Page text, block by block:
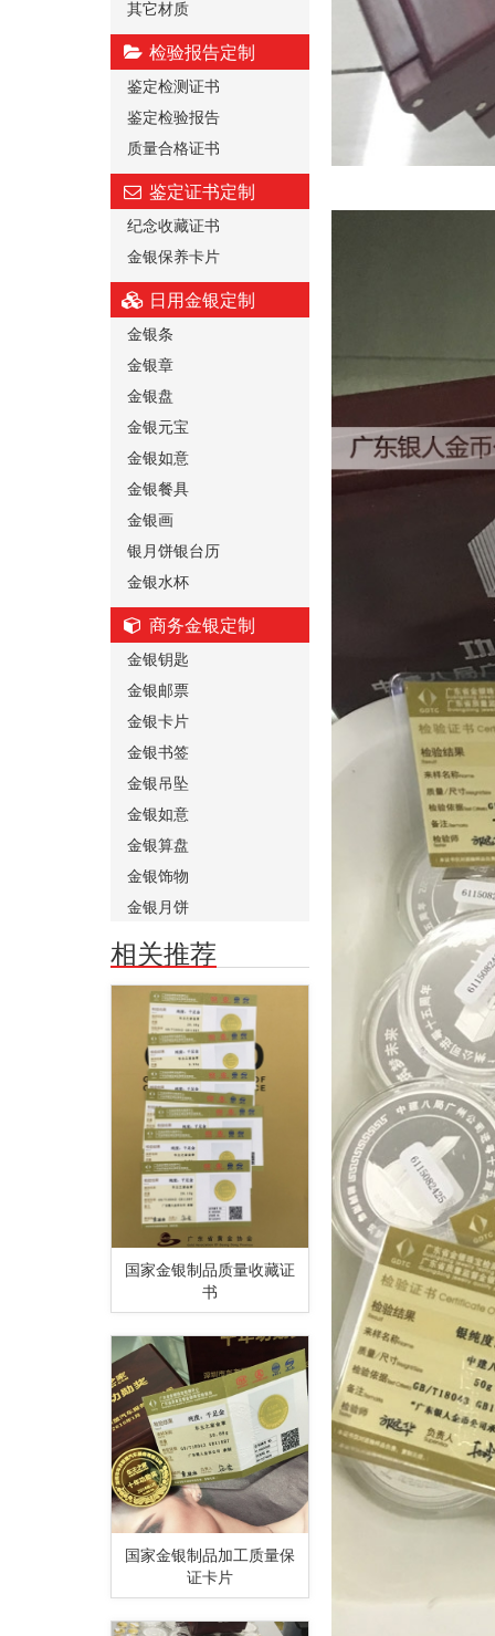
其它材质
检验报告定制
鉴定检测证书
鉴定检验报告
质量合格证书
鉴定证书定制
纪念收藏证书
金银保养卡片
日用金银定制
金银条
金银章
金银盘
金银元宝
金银如意
金银餐具
金银画
银月饼银台历
金银水杯
商务金银定制
金银钥匙
金银邮票
金银卡片
金银书签
金银吊坠
金银如意
金银算盘
金银饰物
金银月饼
相关推荐
国家金银制品质量收藏证
书
国家金银制品加工质量保
证卡片